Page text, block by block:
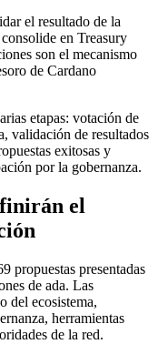
el resultado de la
en Treasury
son el mecanismo
de Cardano
etapas: votación de
validación de resultados
exitosas y
por la gobernanza.
el
propuestas presentadas
de ada. Las
del ecosistema,
herramientas
de la red.